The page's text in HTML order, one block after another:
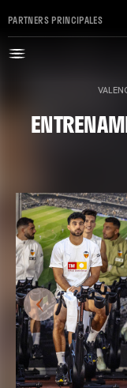
PARTNERS PRINCIPALES